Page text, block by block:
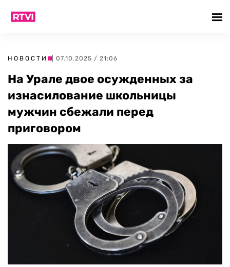
НОВОСТИ | 07.10.2025 / 21:06
На Урале двое осужденных за
изнасилование школьницы
мужчин сбежали перед
приговором